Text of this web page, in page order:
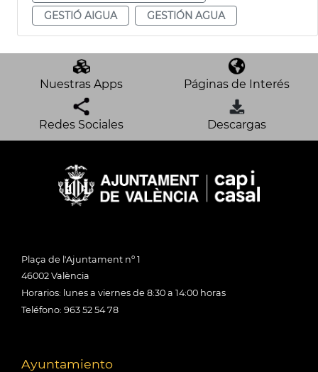
GESTIÓ AIGUA
GESTIÓN AGUA
Nuestras Apps Páginas de Interés
Redes Sociales Descargas
Plaça de l'Ajuntament nº 1
46002 València
Horarios: lunes a viernes de 8:30 a 14:00 horas
Teléfono: 963 52 54 78
Ayuntamiento